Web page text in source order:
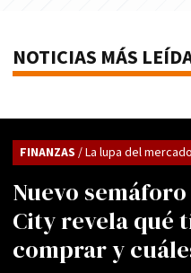
NOTICIAS MÁS
Nuevo
City revela qué
comprar y
FINANZAS / La lupa del mercado